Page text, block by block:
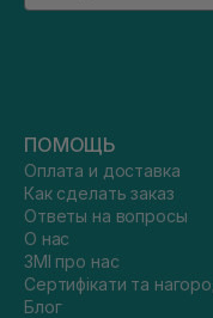
ПОМОЩЬ
Оплата и доставка
Как сделать заказ
Ответы на вопросы
О нас
ЗМІ про нас
Сертифікати та
Блог